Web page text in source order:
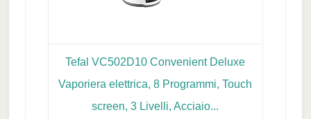
Tefal VC502D10 Convenient Deluxe
Vaporiera elettrica, 8 Programmi, Touch
screen, 3 Livelli, Acciaio...